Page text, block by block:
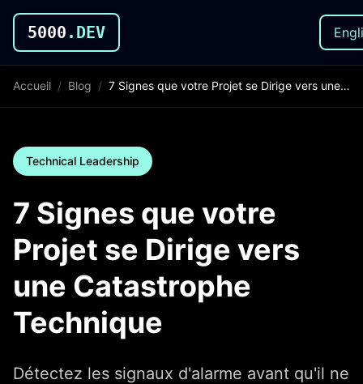
5000 .DEV
Accueil / Blog / 7 Signes que votre Projet se Dirige vers une Catastrophe Technique
Technical Leadership
7 Signes que votre
Projet se Dirige vers
une Catastrophe
Technique
Détectez les signaux d'alarme avant qu'il ne